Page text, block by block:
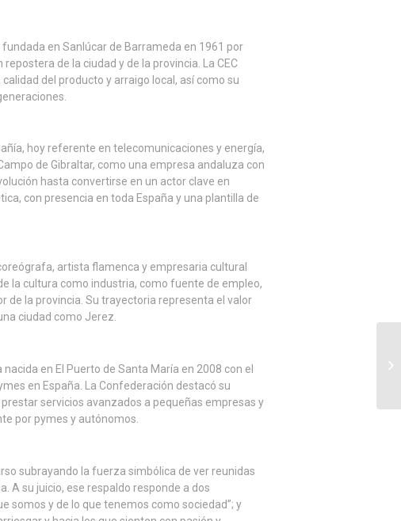
en Sanlúcar de Barrameda en 1961 por
de la ciudad y de la provincia. La CEC
del producto y arraigo local, así como su
hoy referente en telecomunicaciones y energía,
de Gibraltar, como una empresa andaluza con
hasta convertirse en un actor clave en
con presencia en toda España y una plantilla de
artista flamenca y empresaria cultural
la cultura como industria, como fuente de empleo,
de la provincia. Su trayectoria representa el valor
ciudad como Jerez.
en El Puerto de Santa María en 2008 con el
en España. La Confederación destacó su
servicios avanzados a pequeñas empresas y
por pymes y autónomos.
subrayando la fuerza simbólica de ver reunidas
A su juicio, ese respaldo responde a dos
somos y de lo que tenemos como sociedad”; y